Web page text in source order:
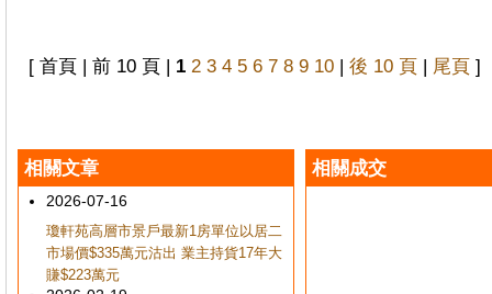
[ 首頁 | 前 10 頁 | 1 2 3 4 5 6 7 8 9 10 | 後 10 頁 | 尾頁 ]
相關文章
2026-07-16
瓊軒苑高層市景戶最新1房單位以居二
市場價$335萬元沽出 業主持貨17年大
賺$223萬元
相關成交